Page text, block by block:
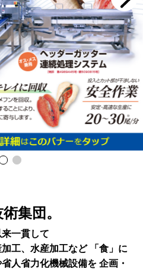
集団。
一貫して
工、水産加工など
「食」に
人省力化機械設備を 企画・